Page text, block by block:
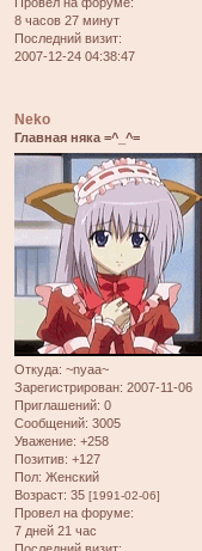
Провел на форуме:
8 часов 27 минут
Последний визит:
2007-12-24 04:38:47
Neko
Главная няка =^_^=
Откуда: ~nyaa~
Зарегистрирован: 2007-11-06
Приглашений: 0
Сообщений: 3005
Уважение: +258
Позитив: +127
Пол: Женский
Возраст: 35 [1991-02-06]
Провел на форуме:
7 дней 21 час